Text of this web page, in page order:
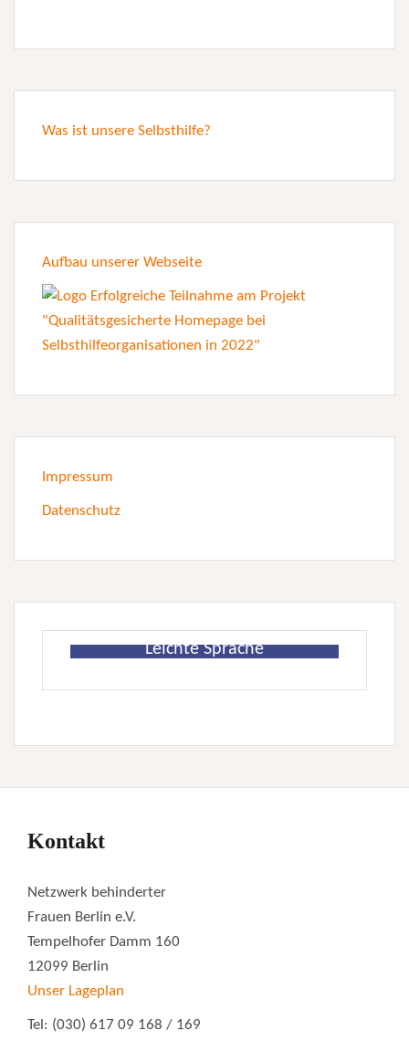
Was ist unsere Selbsthilfe?
Aufbau unserer Webseite
Impressum
Datenschutz
Leichte Sprache
Kontakt
Netzwerk behinderter
Frauen Berlin e.V.
Tempelhofer Damm 160
12099 Berlin
Unser Lageplan
Tel: (030) 617 09 168 / 169